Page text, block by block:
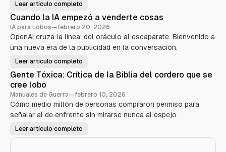
a
i
E
l
a
n
m
a
d
a
r
k
e
t
n
g
P
e
r
t
a
0
C
m
o
e
n
d
e
r
u
e
ñ
Leer artículo completo
Cuando la IA empezó a venderte cosas
IA para Lobos—febrero 20, 2026
OpenAI cruza la línea: del oráculo al escaparate. Bienvenido a
una nueva era de la publicidad en la conversación.
C
a
o
a
I
A
m
p
Leer artículo completo
Gente Tóxica: Crítica de la Biblia del cordero que se
cree lobo
Manuales de Guerra—febrero 10, 2026
Cómo medio millón de personas compraron permiso para
señalar al de enfrente sin mirarse nunca al espejo.
G
e
Leer artículo completo